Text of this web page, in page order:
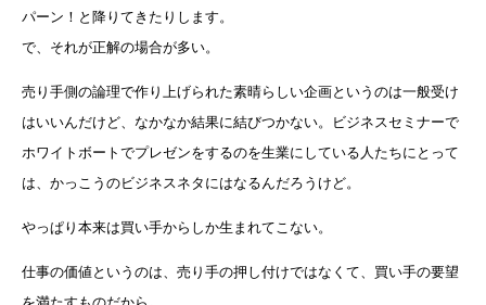
パーン！と降りてきたりします。
で、それが正解の場合が多い。
売り手側の論理で作り上げられた素晴らしい企画というのは一般受け
はいいんだけど、なかなか結果に結びつかない。ビジネスセミナーで
ホワイトボートでプレゼンをするのを生業にしている人たちにとって
は、かっこうのビジネスネタにはなるんだろうけど。
やっぱり本来は買い手からしか生まれてこない。
仕事の価値というのは、売り手の押し付けではなくて、買い手の要望
を満たすものだから。